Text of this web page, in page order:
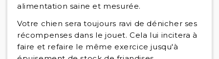
alimentation saine et mesurée.
Votre chien sera toujours ravi de dénicher ses
récompenses dans le jouet. Cela lui incitera à
faire et refaire le même exercice jusqu'à